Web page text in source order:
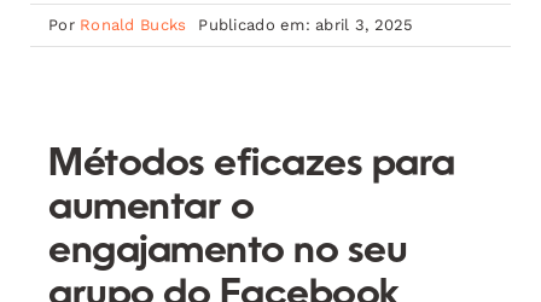
Por Ronald Bucks Publicado em: abril 3, 2025
Métodos eficazes para
aumentar o
engajamento no seu